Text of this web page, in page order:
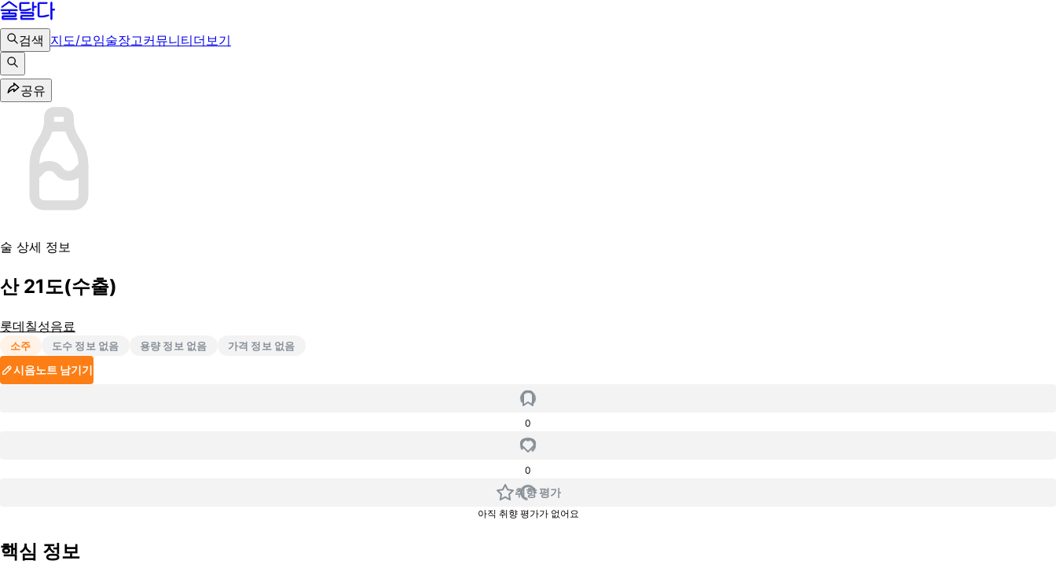
검색 지도/모임술장고커뮤니티더보기
공유
술 상세 정보
산 21도(수출)
롯데칠성음료
소주 도수 정보 없음 용량 정보 없음 가격 정보 없음
시음노트 남기기
0
0
취향 평가
아직 취향 평가가 없어요
핵심 정보